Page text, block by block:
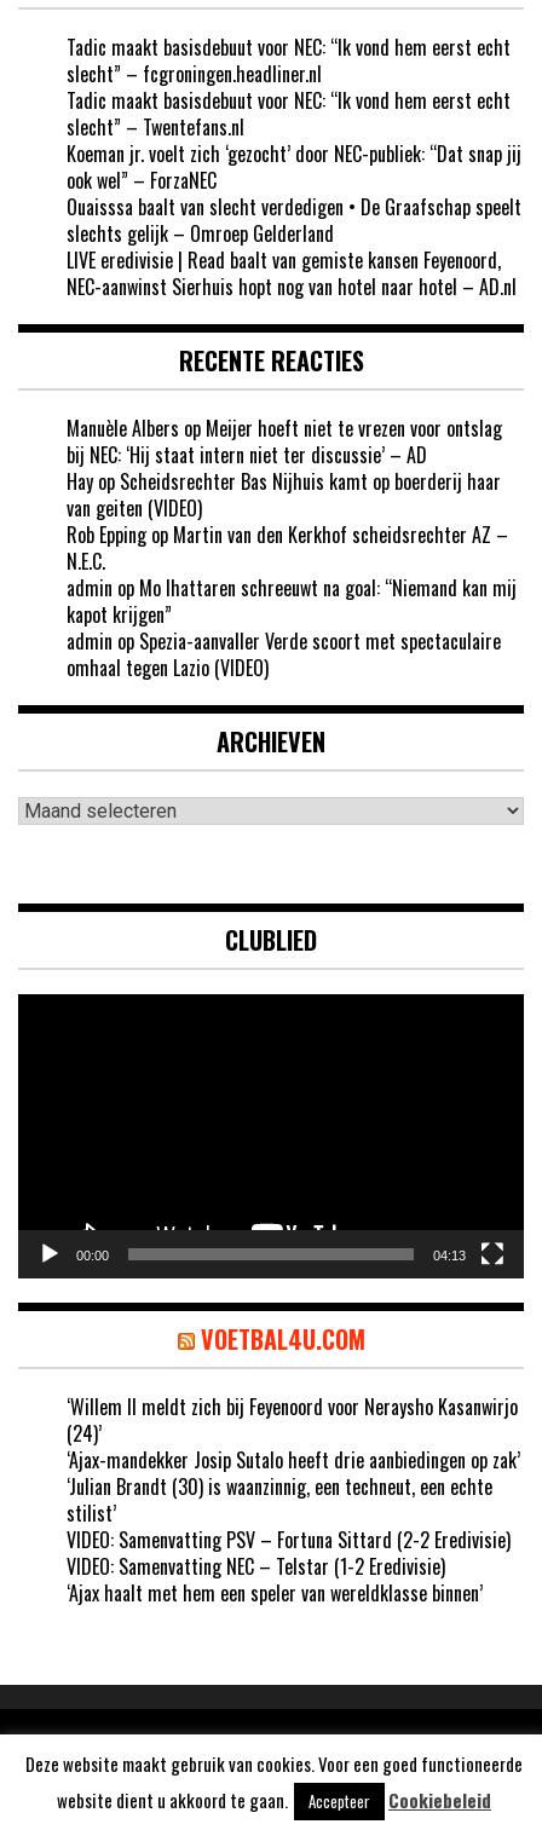
Tadic maakt basisdebuut voor NEC: “Ik vond hem eerst echt
slecht” – fcgroningen.headliner.nl
Tadic maakt basisdebuut voor NEC: “Ik vond hem eerst echt
slecht” – Twentefans.nl
Koeman jr. voelt zich ‘gezocht’ door NEC-publiek: “Dat snap jij
ook wel” – ForzaNEC
Ouaisssa baalt van slecht verdedigen • De Graafschap speelt
slechts gelijk – Omroep Gelderland
LIVE eredivisie | Read baalt van gemiste kansen Feyenoord,
NEC-aanwinst Sierhuis hopt nog van hotel naar hotel – AD.nl
RECENTE REACTIES
Manuèle Albers op Meijer hoeft niet te vrezen voor ontslag
bij NEC: ‘Hij staat intern niet ter discussie’ – AD
Hay op Scheidsrechter Bas Nijhuis kamt op boerderij haar
van geiten (VIDEO)
Rob Eppingop Martin van den Kerkhof scheidsrechter AZ –
N.E.C.
admin op Mo Ihattaren schreeuwt na goal: “Niemand kan mij
kapot krijgen”
admin op Spezia-aanvaller Verde scoort met spectaculaire
omhaal tegen Lazio (VIDEO)
ARCHIEVEN
Archieven
CLUBLIED
00:00 04:13
VOETBAL4U.COM
‘Willem II meldt zich bij Feyenoord voor Neraysho Kasanwirjo
(24)’
‘Ajax-mandekker Josip Sutalo heeft drie aanbiedingen op zak’
‘Julian Brandt (30) is waanzinnig, een techneut, een echte
stilist’
VIDEO: Samenvatting PSV – Fortuna Sittard (2-2 Eredivisie)
VIDEO: Samenvatting NEC – Telstar (1-2 Eredivisie)
‘Ajax haalt met hem een speler van wereldklasse binnen’
Deze website maakt gebruik van cookies. Voor een goed functioneerde
website dient u akkoord te gaan.
Accepteer Cookiebeleid